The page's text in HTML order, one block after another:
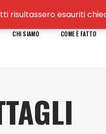
CHI SIAMO COME È FATTO
risultassero esauriti